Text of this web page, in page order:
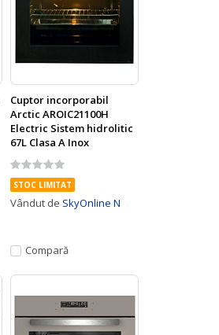
Cuptor incorporabil
Arctic AROIC21100H
Electric Sistem hidrolitic
67L Clasa A Inox
Rating:
0%
STOC LIMITAT
Vândut de SkyOnline N
Compară